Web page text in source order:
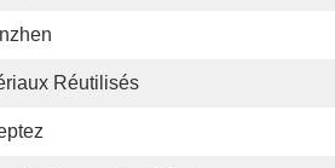
Réutilisés